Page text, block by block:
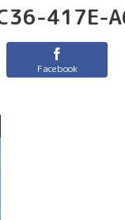
417E-
Facebook